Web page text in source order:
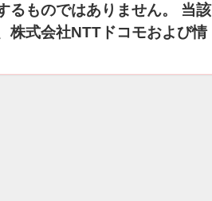
るものではありません。 当該
株式会社NTTドコモおよび情